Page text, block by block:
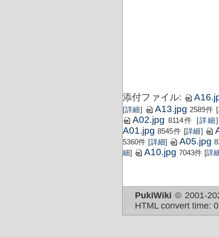
添付ファイル:
[詳細] A13.jpg 2589件 [
A02.jpg 8114件 [詳細]
A01.jpg 8545件 [詳細]
5360件 [詳細] A05.jpg
細] A10.jpg 7043件 [詳
PukiWiki © 2001-
HTML convert time: